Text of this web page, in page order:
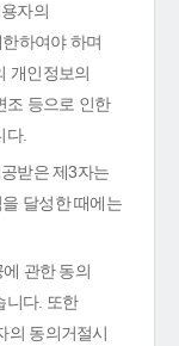
자의
하여야 하며
개인정보의
조 등으로 인한
다.
받은 제3자는
달성한 때에는
관한 동의
니다. 또한
의 동의거절시